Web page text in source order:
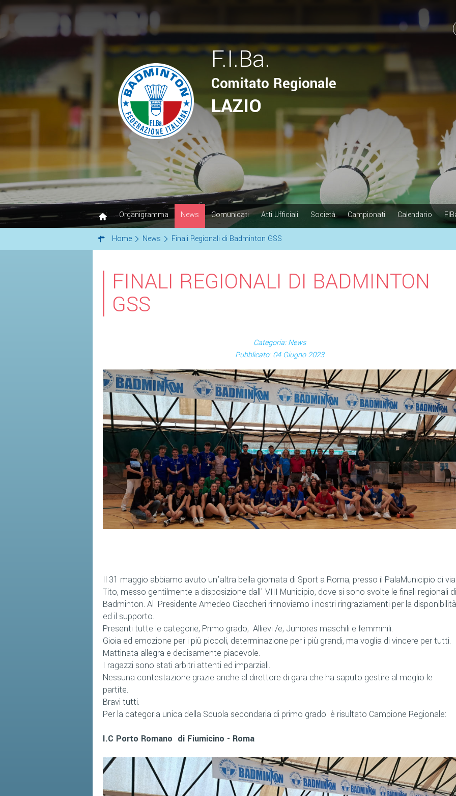
F.I.Ba.
Comitato Regionale
LAZIO
Organigramma News Comunicati Atti Ufficiali Società Campionati Calendario
Home News Finali Regionali di Badminton GSS
FINALI REGIONALI DI BADMINTON
GSS
Categoria: News
Pubblicato: 04 Giugno 2023
Il 31 maggio abbiamo avuto un'altra bella giornata di Sport a Roma, presso il PalaMunicipio di via
Tito, messo gentilmente a disposizione dall' VIII Municipio, dove si sono svolte le finali regionali di
Badminton. Al Presidente Amedeo Ciaccheri rinnoviamo i nostri ringraziamenti per la disponibilità
ed il supporto.
Presenti tutte le categorie, Primo grado, Allievi /e, Juniores maschili e femminili.
Gioia ed emozione per i più piccoli, determinazione per i più grandi, ma voglia di vincere per tutti.
Mattinata allegra e decisamente piacevole.
I ragazzi sono stati arbitri attenti ed imparziali.
Nessuna contestazione grazie anche al direttore di gara che ha saputo gestire al meglio le
partite.
Bravi tutti.
Per la categoria unica della Scuola secondaria di primo grado è risultato Campione Regionale:
I.C Porto Romano di Fiumicino - Roma